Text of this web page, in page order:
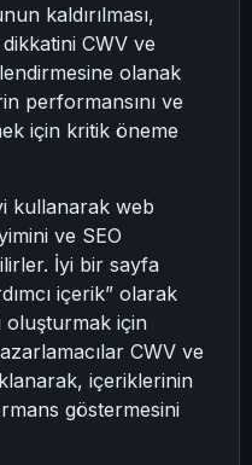
kaldırılması,
CWV ve
olanak
performansını ve
için kritik öneme
kullanarak web
ve SEO
İyi bir sayfa
içerik” olarak
oluşturmak için
CWV ve
içeriklerinin
göstermesini